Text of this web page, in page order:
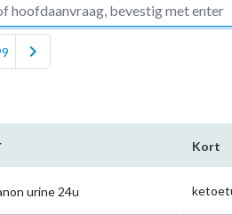
chevron_right
Kort
urine 24u